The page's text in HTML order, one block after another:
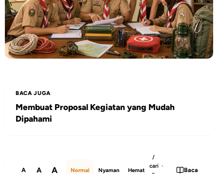
BACA JUGA
Membuat Proposal Kegiatan yang Mudah
Dipahami
A A A Normal Nyaman Hemat
/
cari ·
Baca